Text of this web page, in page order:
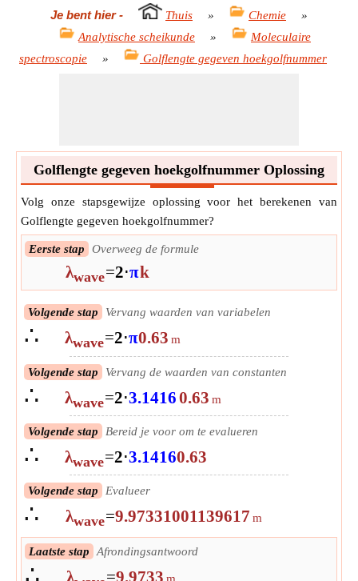
Je bent hier- Thuis » Chemie
»
Analytische scheikunde
»
Moleculaire
spectroscopie
» Golflengte gegeven hoekgolfnummer
Golflengte gegeven hoekgolfnummer Oplossing
Volg onze stapsgewijze oplossing voor het berekenen van
Golflengte gegeven hoekgolfnummer?
Eerste stap Overweeg de formule
λwave=2⋅πk
Volgende stap Vervang waarden van variabelen
∴ λwave=2⋅π0.63 m
Volgende stap Vervang de waarden van constanten
∴ λwave=2⋅3.14160.63 m
Volgende stap Bereid je voor om te evalueren
∴ λwave=2⋅3.14160.63
Volgende stap Evalueer
∴ λwave=9.97331001139617 m
Laatste stap Afrondingsantwoord
∴